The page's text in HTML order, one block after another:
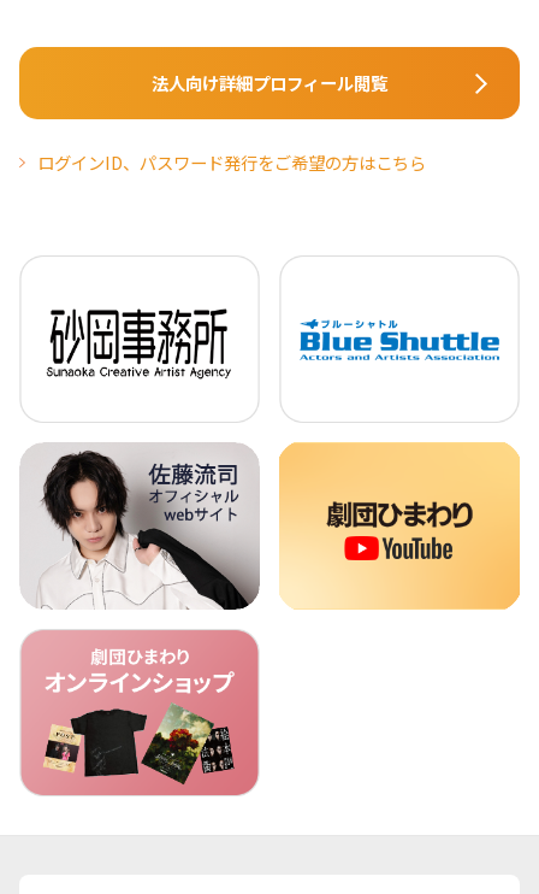
法人向け詳細プロフィール閲覧
ログインID、パスワード発行をご希望の方はこちら